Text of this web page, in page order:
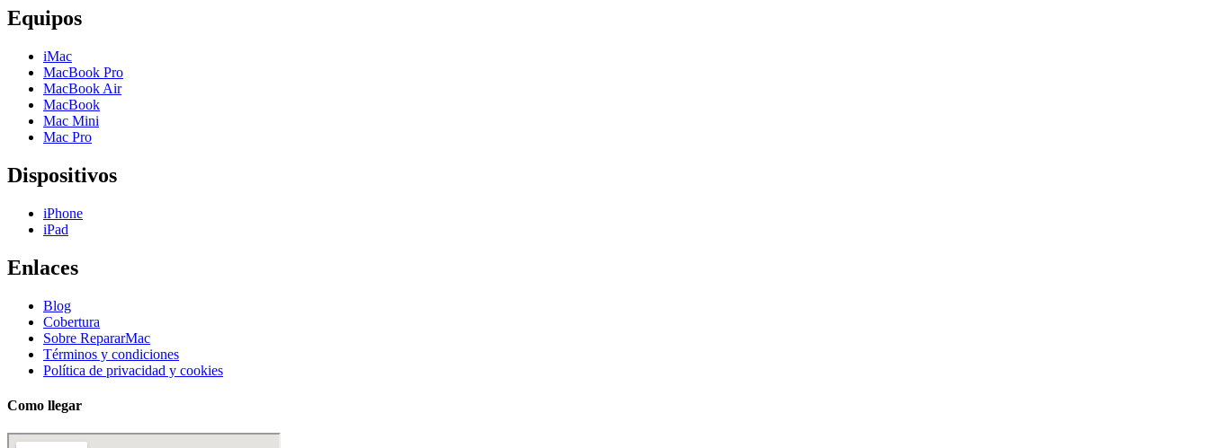
Equipos
iMac
MacBook Pro
MacBook Air
MacBook
Mac Mini
Mac Pro
Dispositivos
iPhone
iPad
Enlaces
Blog
Cobertura
Sobre RepararMac
Términos y condiciones
Política de privacidad y cookies
Como llegar